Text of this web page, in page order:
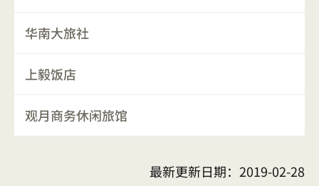
华南大旅社
上毅饭店
观月商务休闲旅馆
最新更新日期： 2019-02-28